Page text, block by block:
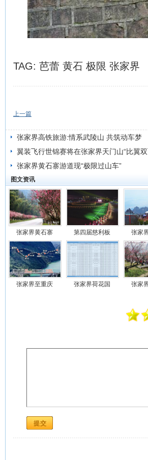
TAG: 芭蕾 黄石 极限 张家界
上一篇
张家界高铁旅游:情系武陵山 共筑动车梦
翼装飞行世锦赛将在张家界天门山“比翼双
张家界黄石寨游道现“极限过山车”
图文资讯
张家界黄石寨 第四届慈利板 张家
张家界至重庆 张家界荷花国 张家